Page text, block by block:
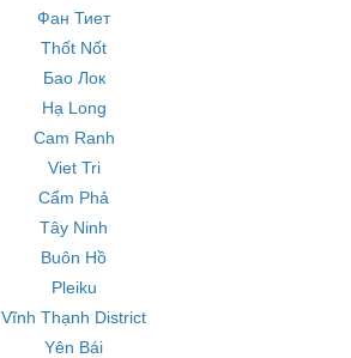
Фан Тиет
Thốt Nốt
Бао Лок
Hạ Long
Cam Ranh
Viet Tri
Cẩm Phả
Tây Ninh
Buôn Hồ
Pleiku
Vĩnh Thạnh District
Yên Bái